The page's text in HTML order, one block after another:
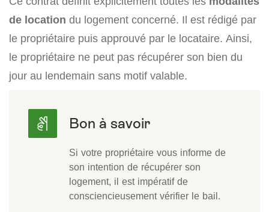
de location du logement concerné. Il est rédigé par
le propriétaire puis approuvé par le locataire. Ainsi,
le propriétaire ne peut pas récupérer son bien du
jour au lendemain sans motif valable.
Si votre propriétaire vous informe de
son intention de récupérer son
logement, il est impératif de
consciencieusement vérifier le bail.